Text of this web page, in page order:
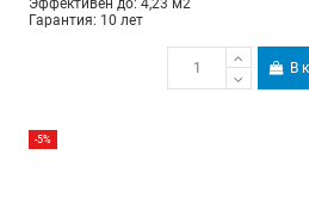
Гарантия: 10 лет
В
-5%